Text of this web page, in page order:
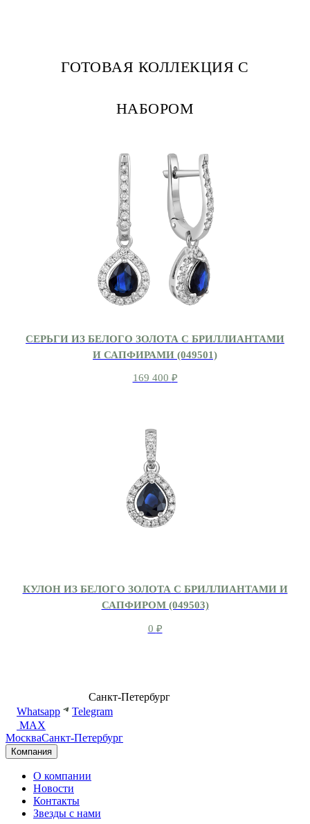
ГОТОВАЯ КОЛЛЕКЦИЯ С
НАБОРОМ
СЕРЬГИ ИЗ БЕЛОГО ЗОЛОТА С БРИЛЛИАНТАМИ
И САПФИРАМИ (049501)
169 400 ₽
КУЛОН ИЗ БЕЛОГО ЗОЛОТА С БРИЛЛИАНТАМИ И
САПФИРОМ (049503)
0 ₽
Санкт-Петербург
Whatsapp
Telegram
MAX
МоскваСанкт-Петербург
Компания
О компании
Новости
Контакты
Звезды с нами